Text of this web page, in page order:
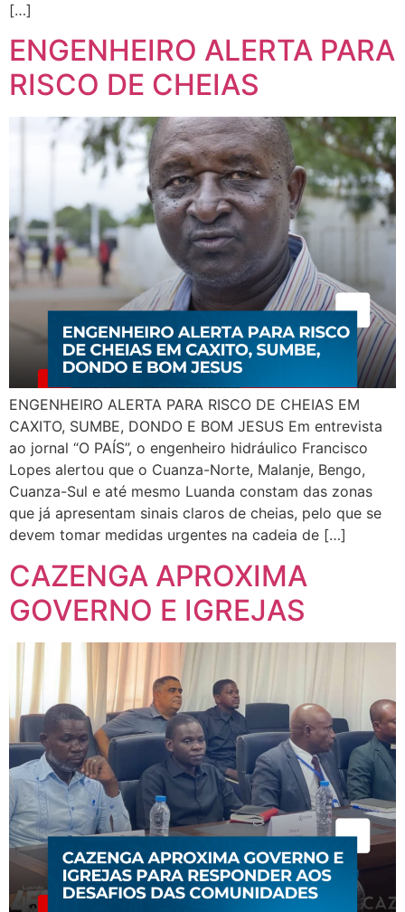
[…]
ENGENHEIRO ALERTA PARA
RISCO DE CHEIAS
ENGENHEIRO ALERTA PARA RISCO DE CHEIAS EM
CAXITO, SUMBE, DONDO E BOM JESUS Em entrevista
ao jornal “O PAÍS”, o engenheiro hidráulico Francisco
Lopes alertou que o Cuanza-Norte, Malanje, Bengo,
Cuanza-Sul e até mesmo Luanda constam das zonas
que já apresentam sinais claros de cheias, pelo que se
devem tomar medidas urgentes na cadeia de […]
CAZENGA APROXIMA
GOVERNO E IGREJAS